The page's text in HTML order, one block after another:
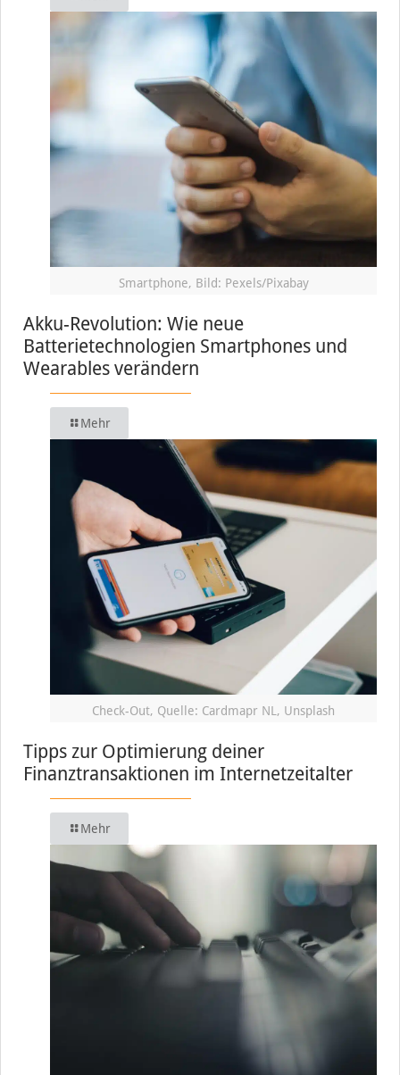
Smartphone, Bild: Pexels/Pixabay
Akku-Revolution: Wie neue
Batterietechnologien Smartphones und
Wearables verändern
Mehr
Check-Out, Quelle: Cardmapr NL, Unsplash
Tipps zur Optimierung deiner
Finanztransaktionen im Internetzeitalter
Mehr